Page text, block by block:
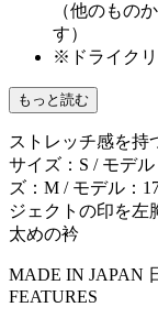
（他のもの
す）
※ドライクリ
もっと読む
ストレッチ感を持
サイズ：S / モデ
ズ：M / モデル：
ジェクトの印を左
太めの衿
MADE IN JAPAN
FEATURES